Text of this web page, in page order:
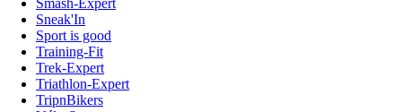
Smash-Expert
Sneak'In
Sport is good
Training-Fit
Trek-Expert
Triathlon-Expert
TripnBikers